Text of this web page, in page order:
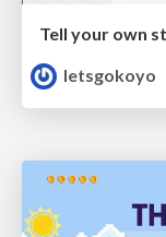
Tell your own
letsgokoyo